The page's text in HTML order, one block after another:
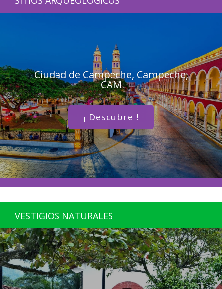
Ciudad de Campeche, Campeche,
CAM
¡ Descubre !
VESTIGIOS NATURALES